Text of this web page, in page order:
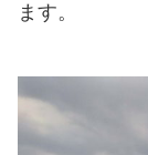
ます。